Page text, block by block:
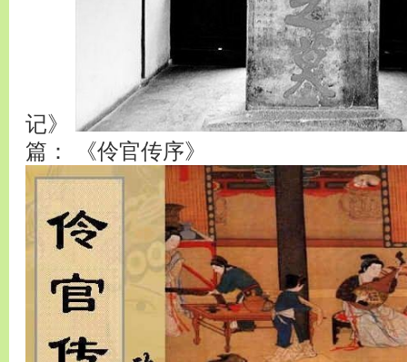
记》
篇： 《伶官传序》